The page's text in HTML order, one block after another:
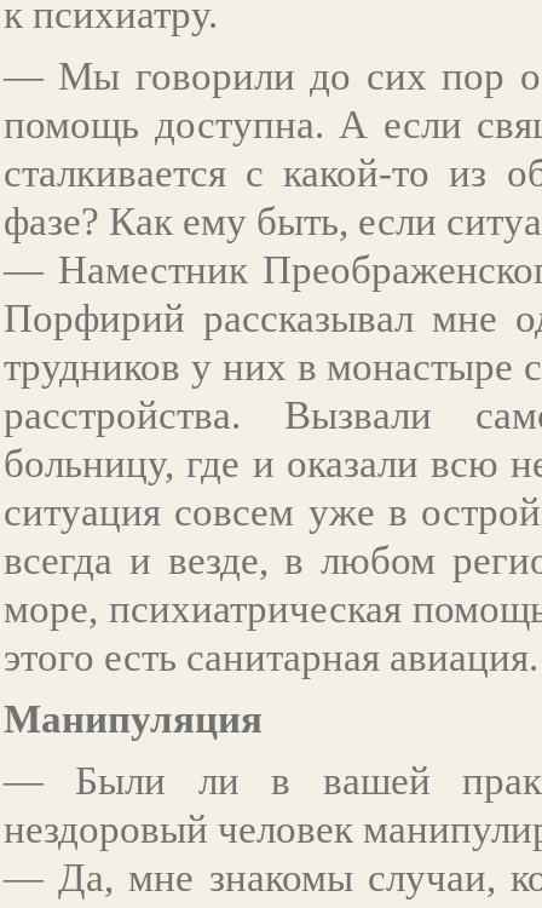
к психиатру.
— Мы говорили до сих пор об
помощь доступна. А если
сталкивается с какой-то из
фазе? Как ему быть, если
— Наместник
Порфирий рассказывал мне
трудников у них в монастыре
расстройства. Вызвали
больницу, где и оказали всю
ситуация совсем уже в
всегда и везде, в любом
море, психиатрическая
этого есть санитарная авиация.
Манипуляция
— Были ли в вашей
нездоровый человек
— Да, мне знакомы случаи,